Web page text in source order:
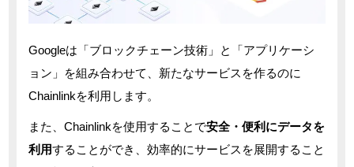
Googleは「ブロックチェーン技術」と「アプリケーシ
ョン」を組み合わせて、新たなサービスを作るのに
Chainlinkを利用します。
また、Chainlinkを使用することで安全・便利にデータを
利用することができ、効率的にサービスを展開すること